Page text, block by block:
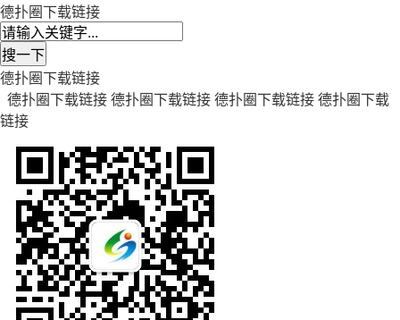
德扑圈下载链接
德扑圈下载链接
德扑圈下载链接 德扑圈下载链接 德扑圈下载链接 德扑圈下载
链接